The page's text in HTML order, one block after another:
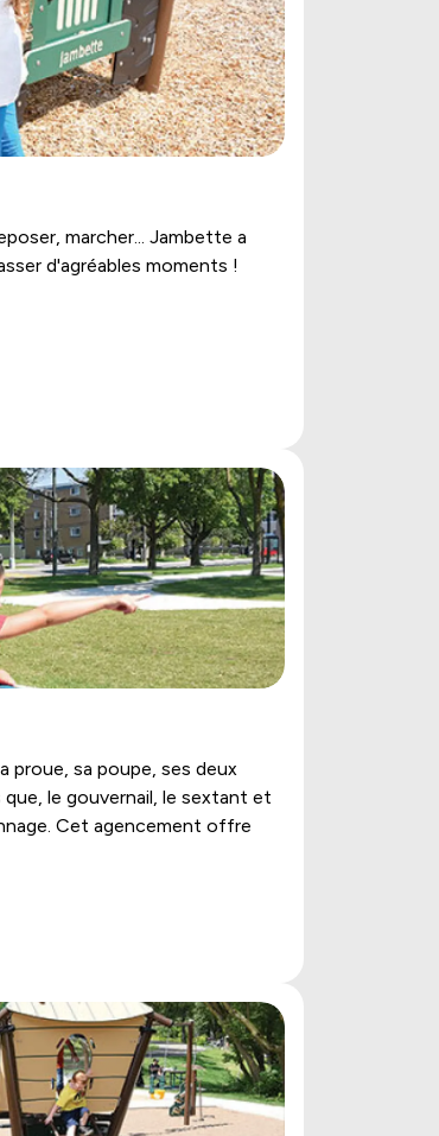
marcher... Jambette a
d'agréables moments !
proue, sa poupe, ses deux
le gouvernail, le sextant et
Cet agencement offre